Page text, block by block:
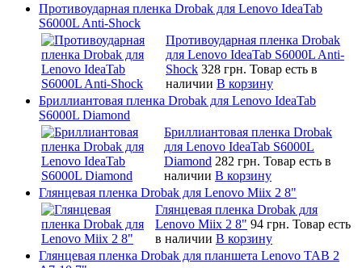
Противоударная пленка Drobak для Lenovo IdeaTab
S6000L Anti-Shock
Противоударная пленка Drobak
для Lenovo IdeaTab S6000L Anti-
Shock 328 грн. Товар есть в
наличии В корзину
Бриллиантовая пленка Drobak для Lenovo IdeaTab
S6000L Diamond
Бриллиантовая пленка Drobak
для Lenovo IdeaTab S6000L
Diamond 282 грн. Товар есть в
наличии В корзину
Глянцевая пленка Drobak для Lenovo Miix 2 8"
Глянцевая пленка Drobak для
Lenovo Miix 2 8" 94 грн. Товар есть
в наличии В корзину
Глянцевая пленка Drobak для планшета Lenovo TAB 2